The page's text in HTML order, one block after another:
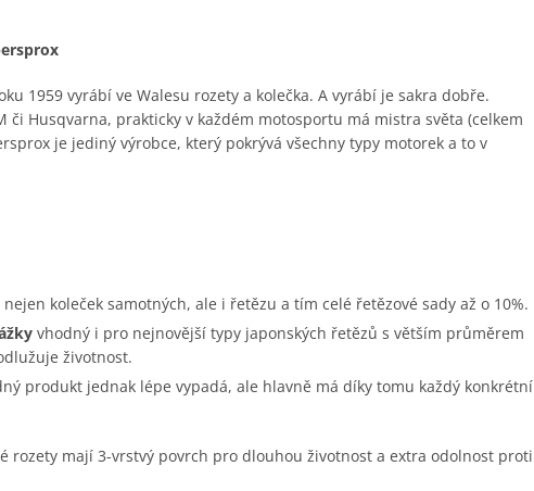
1959 vyrábí ve Walesu rozety a kolečka. A vyrábí je sakra dobře.
či Husqvarna, prakticky v každém motosportu má mistra světa (celkem
je jediný výrobce, který pokrývá všechny typy motorek a to v
koleček samotných, ale i řetězu a tím celé řetězové sady až o 10%.
vhodný i pro nejnovější typy japonských řetězů s větším průměrem
životnost.
produkt jednak lépe vypadá, ale hlavně má díky tomu každý konkrétní
rozety mají 3-vrstvý povrch pro dlouhou životnost a extra odolnost proti